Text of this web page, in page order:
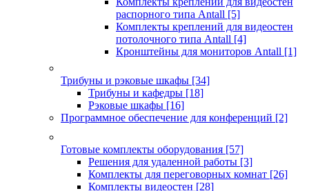
распорного типа Antall [5]
Комплекты креплений для видеостен
потолочного типа Antall [4]
Кронштейны для мониторов Antall [1]
Трибуны и рэковые шкафы [34]
Трибуны и кафедры [18]
Рэковые шкафы [16]
Программное обеспечение для конференций [2]
Готовые комплекты оборудования [57]
Решения для удаленной работы [3]
Комплекты для переговорных комнат [26]
Комплекты видеостен [28]